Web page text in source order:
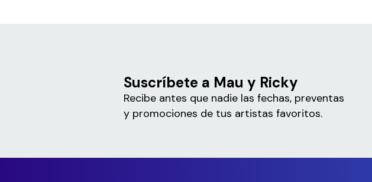
Suscríbete a Mau y Ricky
Recibe antes que nadie las fechas, preventas
y promociones de tus artistas favoritos.